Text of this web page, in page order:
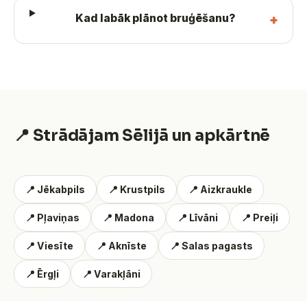
Kad labāk plānot bruģēšanu?
📍 Strādājam Sēlijā un apkārtnē
📍 Jēkabpils 📍 Krustpils 📍 Aizkraukle
📍 Pļaviņas 📍 Madona 📍 Līvāni 📍 Preiļi
📍 Viesīte 📍 Aknīste 📍 Salas pagasts
📍 Ērgļi 📍 Varakļāni